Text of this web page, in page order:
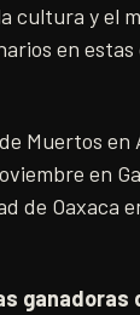
cultura y el
en
Muertos en
en
de Oaxaca
ganadoras